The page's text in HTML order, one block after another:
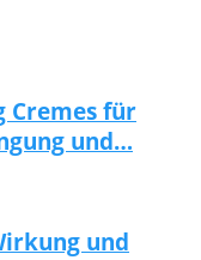
Cremes für
und…
und